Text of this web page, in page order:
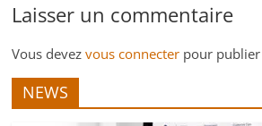
Laisser un commentaire
Vous devezvous connecter pour
NEWS